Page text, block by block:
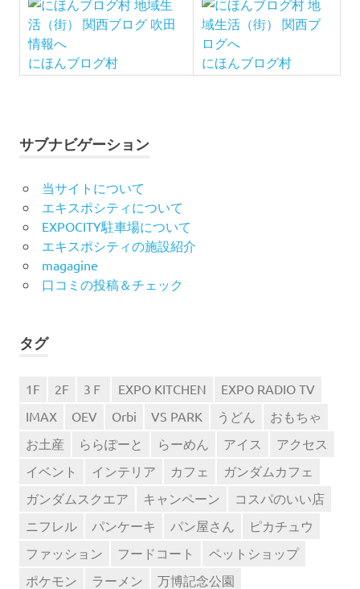
にほんブログ村 にほんブログ村
サブナビゲーション
当サイトについて
エキスポシティについて
EXPOCITY駐車場について
エキスポシティの施設紹介
magagine
口コミの投稿＆チェック
タグ
1F 2F 3Ｆ EXPO KITCHEN
EXPO RADIO TV
IMAX
OEV Orbi VS PARK うどん
おもちゃ
お土産
ららぽーと らーめん アイス
アクセス
イベント
インテリア カフェ
ガンダムカフェ
ガンダムスクエア
キャンペーン
コスパのいい店
ニフレル
パンケーキ パン屋さん
ピカチュウ
ファッション
フードコート
ペットショップ
ポケモン
ラーメン 万博記念公園